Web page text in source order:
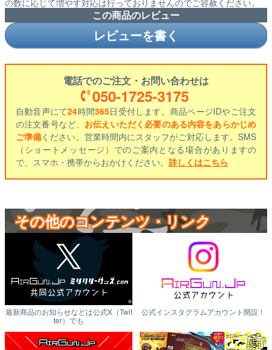
の数に応じて増やす対応は行っておりませんのでご容赦ください。
この商品のレビュー
レビューを書く
電話でのご注文・お問い合わせは
050-1725-3175
自動音声にて24時間365日受付します。商品ページIDやご注文
の注文番号など、 お伝えいただく必要のある内容をあらかじめ
ご準備ください。営業時間内にスタッフがご対応します。SMS
（ショートメッセージ）でのご案内となる場合がありますの
で、スマホ・携帯からおかけください。 詳しくはこちら
その他のコンテンツ・リンク
最新商品のお知らせなどは公式X（Twit
ter）でも
公式インスタグラムアカウント開設！